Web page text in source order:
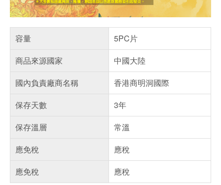
容量
5PC片
商品來源國家
中國大陸
國內負責廠商名稱
香港商明洞國際
保存天數
3年
保存溫層
常溫
應免稅
應稅
應免稅
應稅